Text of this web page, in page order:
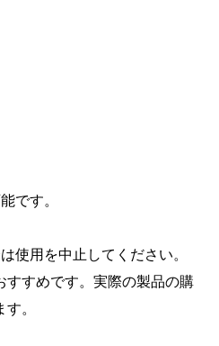
です。
使用を中止してください。
すすめです。実際の製品の購
。